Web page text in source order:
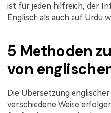
Gesundheitswesen
Finanzen
Veröffentlichung
Freiberufler
Alle PDF-Funktionen
Sehen Sie, was unsere
Bearbeiten, Drucken und
PDF-bezogene
Download-Zentrum
Laden Sie die
ist für jeden hilfreich, der
Englisch als auch auf Urdu
5 Methoden
von
Die Übersetzung
verschiedene Weise